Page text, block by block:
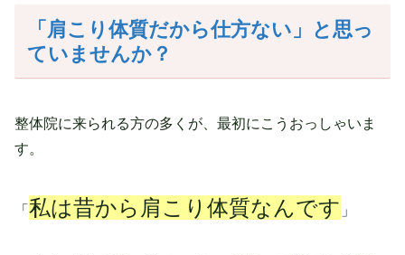
「肩こり体質だから仕方ない」と思っ
ていませんか？
整体院に来られる方の多くが、最初にこうおっしゃいま
す。
「 私は昔から肩こり体質なんです 」